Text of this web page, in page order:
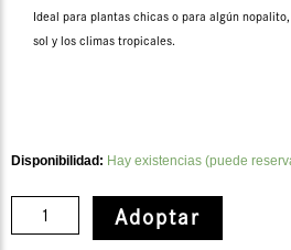
Ideal para plantas chicas o para algún
sol y los climas tropicales.
Disponibilidad: Hay existencias (puede
Guayabita
Adoptar